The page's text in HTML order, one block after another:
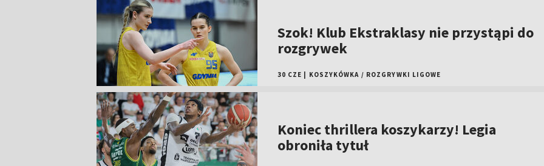
Szok! Klub Ekstraklasy nie przystąpi do
rozgrywek
30 CZE KOSZYKÓWKA / ROZGRYWKI LIGOWE
Koniec thrillera koszykarzy! Legia
obroniła tytuł